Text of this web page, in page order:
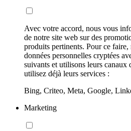
Avec votre accord, nous vous
de notre site web sur des
produits pertinents. Pour ce
données personnelles cryptées
suivants et utilisons leurs
utilisez déjà leurs services :
Bing, Criteo, Meta, Google,
Marketing